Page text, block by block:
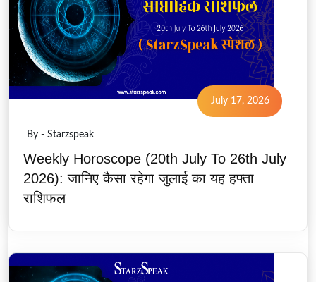
July 17, 2026
By - Starzspeak
Weekly Horoscope (20th July To 26th July
2026): जानिए कैसा रहेगा जुलाई का यह हफ्ता
राशिफल